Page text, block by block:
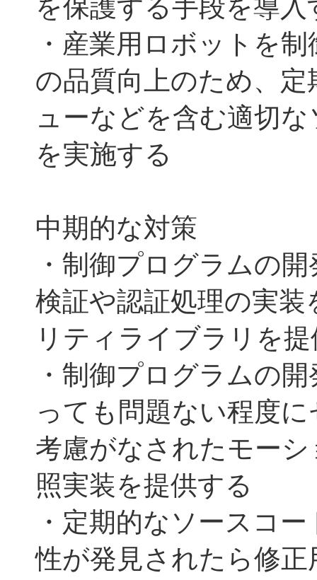
を保護する手段を導入
・産業用ロボットを
の品質向上のため、
ューなどを含む適切
を実施する
中期的な対策
・制御プログラムの
検証や認証処理の実
リティライブラリを
・制御プログラムの
っても問題ない程度
考慮がなされたモー
照実装を提供する
・定期的なソースコ
性が発見されたら修